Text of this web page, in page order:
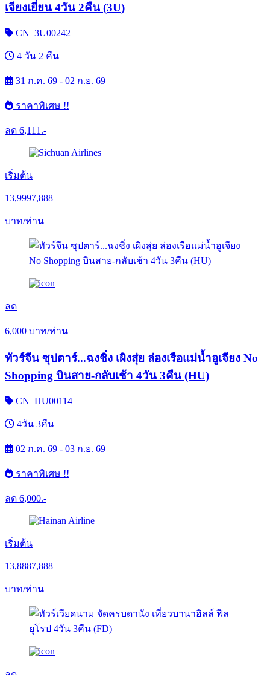
เจียงเยี่ยน 4วัน 2คืน (3U)
CN_3U00242
4 วัน 2 คืน
31 ก.ค. 69 - 02 ก.ย. 69
ราคาพิเศษ !!
ลด 6,111.-
เริ่มต้น
13,9997,888
บาท/ท่าน
ลด
6,000 บาท/ท่าน
ทัวร์จีน ซุปตาร์...ฉงชิ่ง เผิงสุ่ย ล่องเรือแม่น้ำอูเจียง No
Shopping บินสาย-กลับเช้า 4วัน 3คืน (HU)
CN_HU00114
4วัน 3คืน
02 ก.ค. 69 - 03 ก.ย. 69
ราคาพิเศษ !!
ลด 6,000.-
เริ่มต้น
13,8887,888
บาท/ท่าน